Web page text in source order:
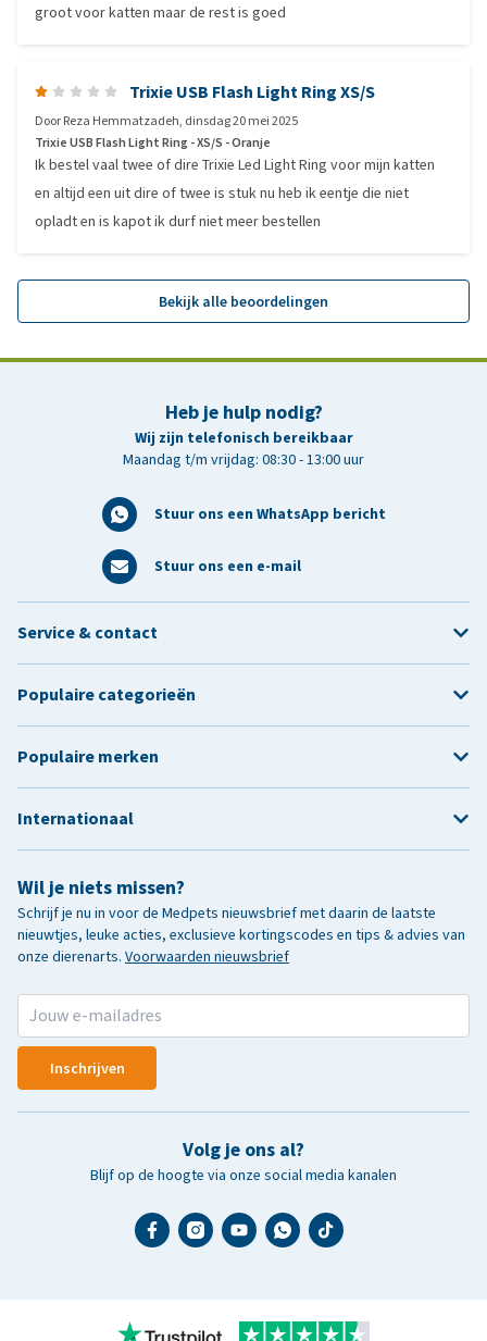
groot voor katten maar de rest is goed
Trixie USB Flash Light Ring XS/S
DoorReza Hemmatzadeh, dinsdag 20 mei 2025
Trixie USB Flash Light Ring - XS/S - Oranje
Ik bestel vaal twee of dire Trixie Led Light Ring voor mijn katten
en altijd een uit dire of twee is stuk nu heb ik eentje die niet
opladt en is kapot ik durf niet meer bestellen
Bekijk alle beoordelingen
Heb je hulp nodig?
Wij zijn telefonisch bereikbaar
Maandag t/m vrijdag: 08:30 - 13:00 uur
Stuur ons een WhatsApp bericht
Stuur ons een e-mail
Wil je niets missen?
Schrijf je nu in voor de Medpets nieuwsbrief met daarin de laatste
nieuwtjes, leuke acties, exclusieve kortingscodes en tips & advies van
onze dierenarts. Voorwaarden nieuwsbrief
Inschrijven
Volg je ons al?
Blijf op de hoogte via onze social media kanalen
Service & contact
Populaire categorieën
Populaire merken
Internationaal